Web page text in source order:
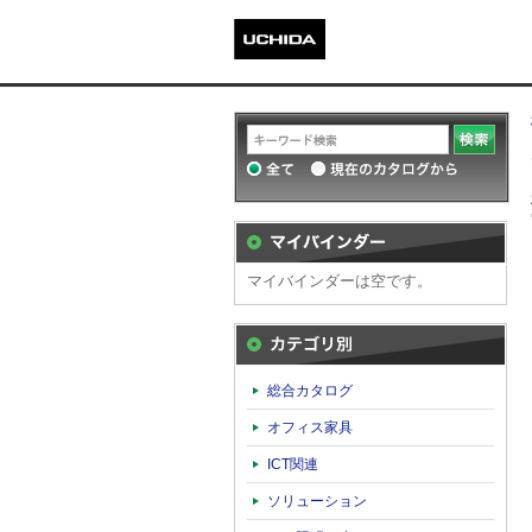
マイバインダーは空です。
総合カタログ
オフィス家具
ICT関連
ソリューション